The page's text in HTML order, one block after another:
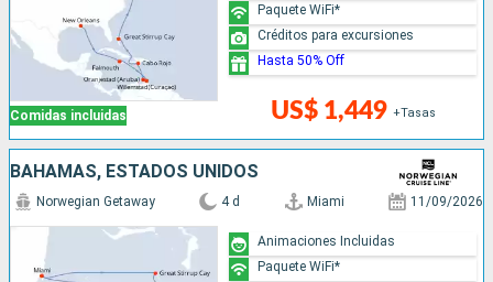
Comidas incluidas US$ 1,449 +Tasas
Paquete WiFi*
Créditos para excursiones
Hasta 50% Off
BAHAMAS, ESTADOS UNIDOS
Norwegian Getaway 4 d Miami 11/09/2026
Animaciones Incluidas
Paquete WiFi*